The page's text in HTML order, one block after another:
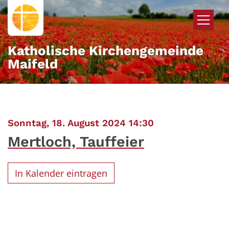
Zum Inhalt springen
Katholische Kirchengemeinde
Maifeld
Sonntag, 18. August 2024 14:30
Mertloch, Tauffeier
In Kalender eintragen